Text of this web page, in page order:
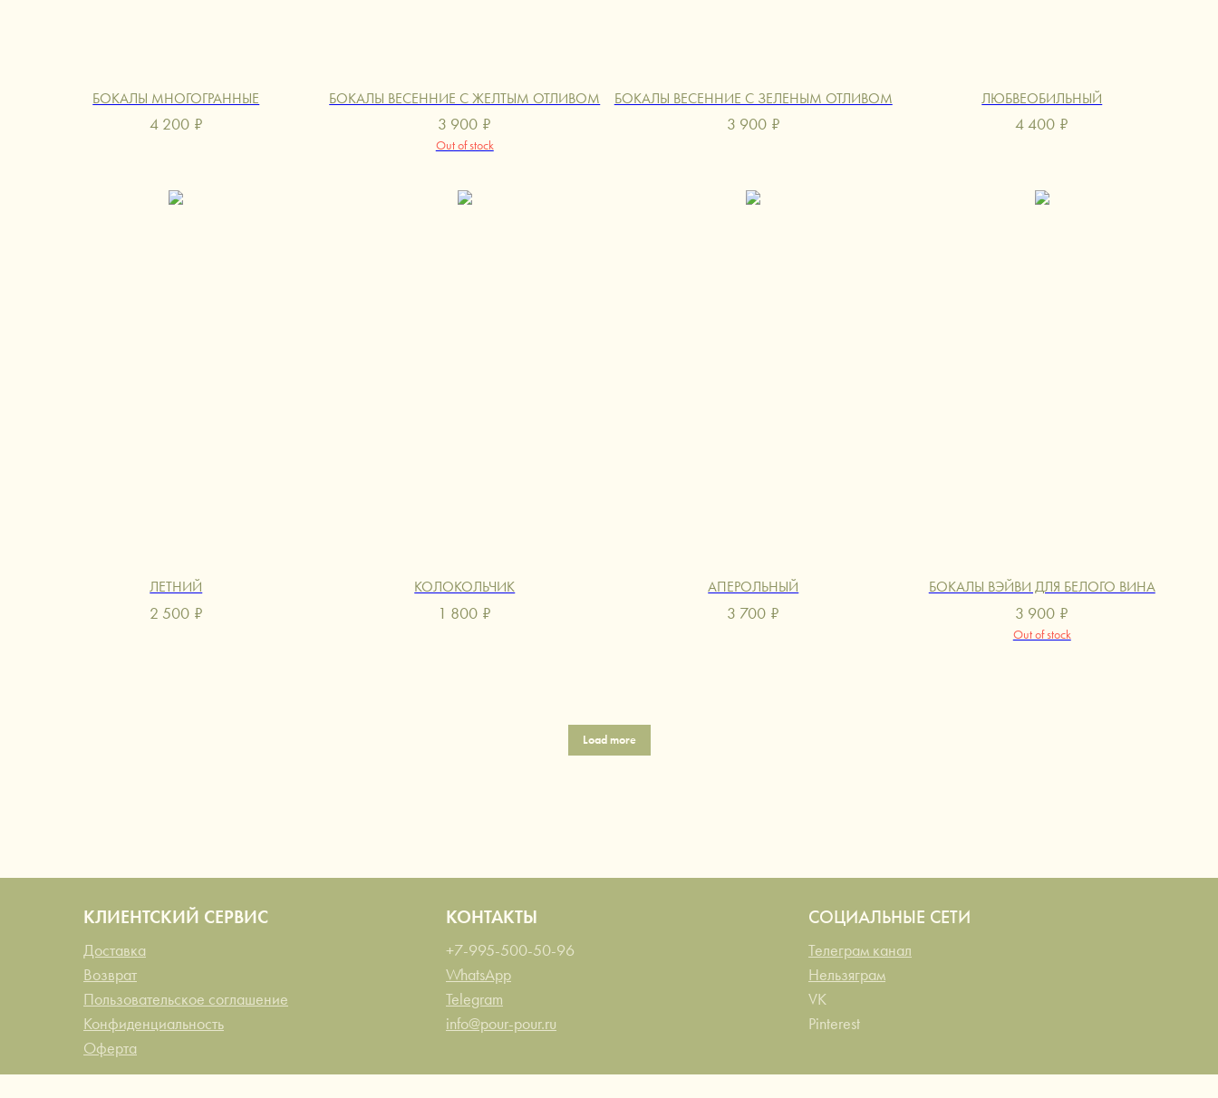
БОКАЛЫ МНОГОГРАННЫЕ
4 200 ₽
БОКАЛЫ ВЕСЕННИЕ С ЖЕЛТЫМ ОТЛИВОМ
3 900 ₽
Out of stock
БОКАЛЫ ВЕСЕННИЕ С ЗЕЛЕНЫМ ОТЛИВОМ
3 900 ₽
ЛЮБВЕОБИЛЬНЫЙ
4 400 ₽
ЛЕТНИЙ
2 500 ₽
КОЛОКОЛЬЧИК
1 800 ₽
АПЕРОЛЬНЫЙ
3 700 ₽
БОКАЛЫ ВЭЙВИ ДЛЯ БЕЛОГО ВИНА
3 900 ₽
Out of stock
Load more
КЛИЕНТСКИЙ СЕРВИС
Доставка
Возврат
Пользовательское соглашение
Конфиденциальность
Оферта
КОНТАКТЫ
+7-995-500-50-96
WhatsApp
Telegram
info@pour-pour.ru
СОЦИАЛЬНЫЕ СЕТИ
Телеграм канал
Нельзяграм
VK
Pinterest